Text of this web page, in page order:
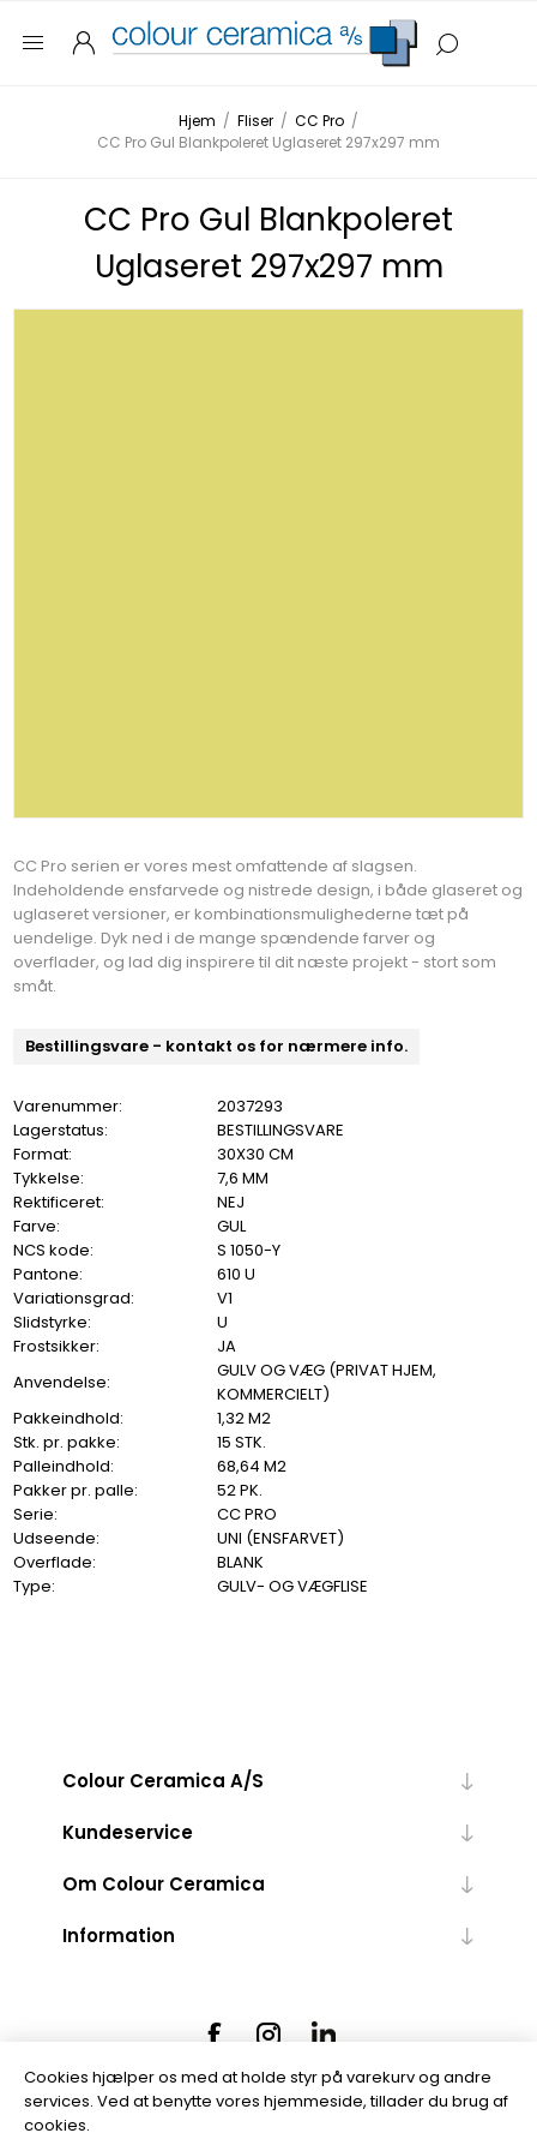
Hjem / Fliser / CC Pro /
CC Pro Gul Blankpoleret Uglaseret 297x297 mm
CC Pro Gul Blankpoleret
Uglaseret 297x297 mm
CC Pro serien er vores mest omfattende af slagsen.
Indeholdende ensfarvede og nistrede design, i både glaseret og
uglaseret versioner, er kombinationsmulighederne tæt på
uendelige. Dyk ned i de mange spændende farver og
overflader, og lad dig inspirere til dit næste projekt - stort som
småt.
Bestillingsvare - kontakt os for nærmere info.
Varenummer:
2037293
Lagerstatus:
BESTILLINGSVARE
Format:
30X30 CM
Tykkelse:
7,6 MM
Rektificeret:
NEJ
Farve:
GUL
NCS kode:
S 1050-Y
Pantone:
610 U
Variationsgrad:
V1
Slidstyrke:
U
Frostsikker:
JA
Anvendelse:
GULV OG VÆG (PRIVAT HJEM,
KOMMERCIELT)
Pakkeindhold:
1,32 M2
Stk. pr. pakke:
15 STK.
Palleindhold:
68,64 M2
Pakker pr. palle:
52 PK.
Serie:
CC PRO
Udseende:
UNI (ENSFARVET)
Overflade:
BLANK
Type:
GULV- OG VÆGFLISE
Colour Ceramica A/S
Kundeservice
Om Colour Ceramica
Information
Cookies hjælper os med at holde styr på varekurv og andre
services. Ved at benytte vores hjemmeside, tillader du brug af
cookies.